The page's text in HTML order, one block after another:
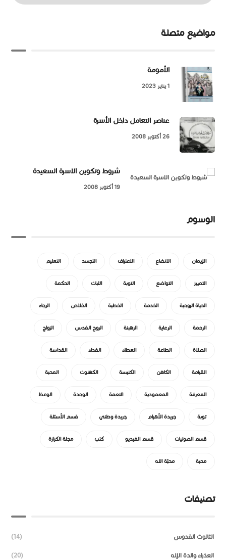
مواضيع متصلة
الأمومة
1 يناير 2023
عناصر التعامل داخل الأسرة
26 أكتوبر 2008
شروط وتكوين الاسرة السعيدة
19 أكتوبر 2008
الوسوم
الإيمان الاتضاع الاعتراف التجسد التعليم
التمييز التواضع التوبة الثبات الحكمة
الحياة الروحية الخدمة الخطية الخلاص الرجاء
الرحمة الرعاية الرهبنة الروح القدس الزواج
الصلاة الطاعة العطاء الفداء القداسة
القيامة الكاهن الكنيسة الكهنوت المحبة
المعرفة المعمودية النعمة الوحدة الوعظ
توبة جريدة الأهرام جريدة وطني قسم الأسئلة
قسم الصوتيات قسم الفيديو كتب مجلة الكرازة
محبة محبّة الله
تصنيفات
الثالوث القدوس (14)
العذراء والدة الإله (20)